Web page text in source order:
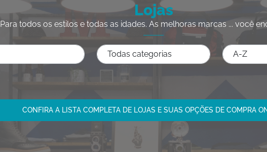
Lojas
Para todos os estilos e todas as idades. As melhoras marcas ... você
CONFIRA A LISTA COMPLETA DE LOJAS E SUAS OPÇÕES DE COMPRA